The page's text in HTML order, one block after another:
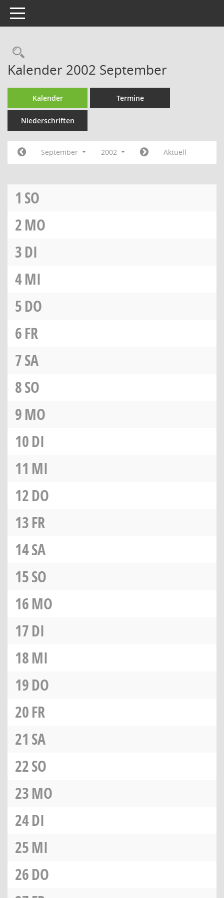
Toggle navigation
Rechercheauswahl
Kalender 2002 September
Kalender Termine
Niederschriften
September 2002 Aktuell
1 SO
2MO
3DI
4MI
5DO
6FR
7SA
8SO
9MO
10DI
11 MI
12DO
13FR
14SA
15SO
16MO
17DI
18MI
19DO
20FR
21 SA
22SO
23MO
24DI
25MI
26DO